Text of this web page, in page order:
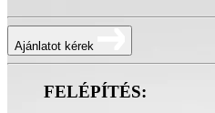
Ajánlatot kérek
FELÉPÍTÉS: